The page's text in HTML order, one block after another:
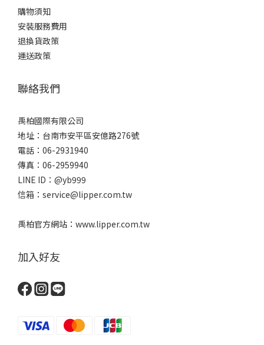
購物須知
安裝服務費用
退換貨政策
運送政策
聯絡我們
禹柏國際有限公司
地址：台南市安平區安億路276號
電話：06-2931940
傳真：06-2959940
LINE ID：@yb999
信箱：service@lipper.com.tw
禹柏官方網站：www.lipper.com.tw
加入好友